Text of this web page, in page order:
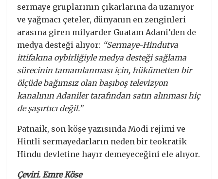
sermaye gruplarının çıkarlarına da uzanıyor
ve yağmacı çeteler, dünyanın en zenginleri
arasına giren milyarder Guatam Adani’den de
medya desteği alıyor: “Sermaye-Hindutva
ittifakına oybirliğiyle medya desteği sağlama
sürecinin tamamlanması için, hükümetten bir
ölçüde bağımsız olan başıboş televizyon
kanalının Adaniler tarafından satın alınması hiç
de şaşırtıcı değil.”
Patnaik, son köşe yazısında Modi rejimi ve
Hintli sermayedarların neden bir teokratik
Hindu devletine hayır demeyeceğini ele alıyor.
Çeviri. Emre Köse